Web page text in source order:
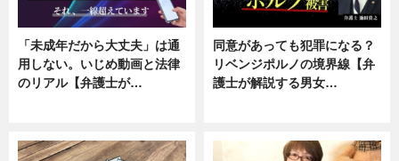
「未成年だから大丈夫」は通
用しない。いじめ動画と法律
のリアル【弁護士が…
同意があっても犯罪になる？
リベンジポルノの境界線【弁
護士が解説する男女…